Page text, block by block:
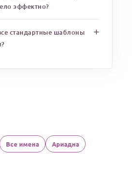
эффектно?
стандартные шаблоны
Все имена Ариадна